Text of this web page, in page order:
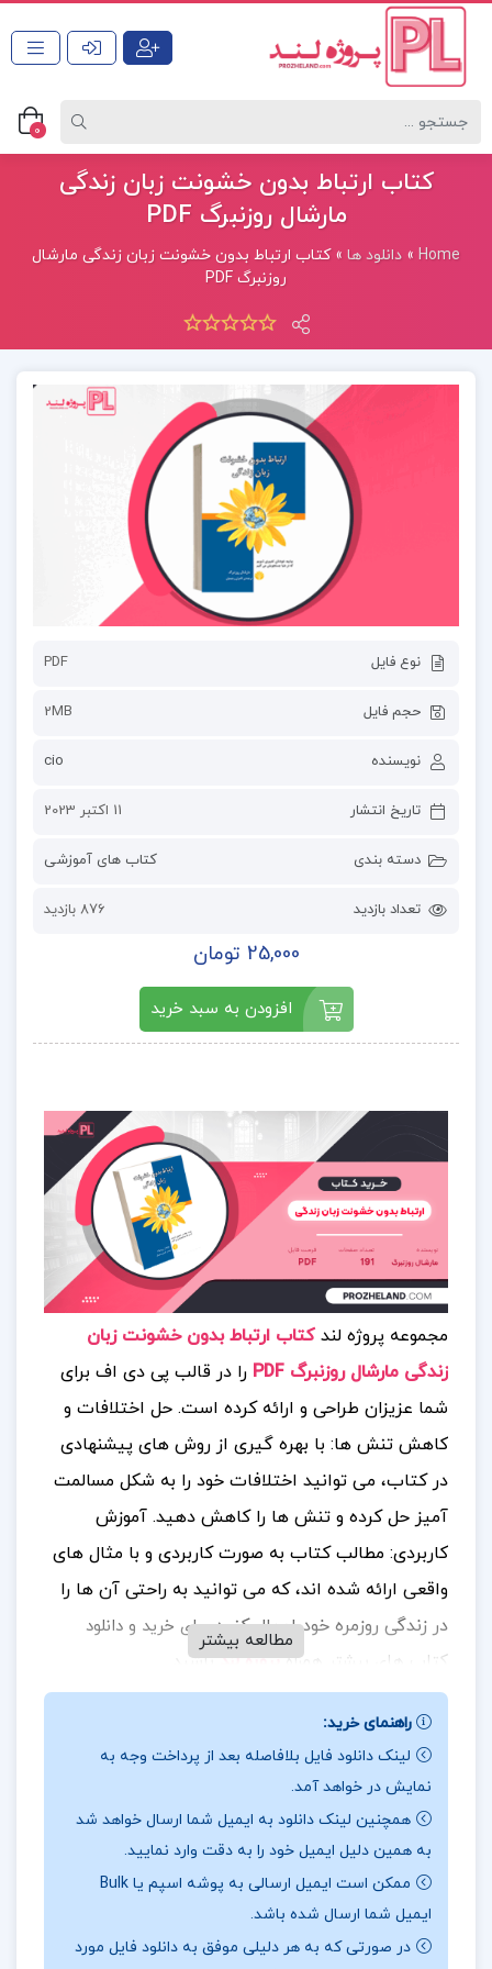
0
کتاب ارتباط بدون خشونت زبان زندگی
مارشال روزنبرگ PDF
Home
» دانلود ها »کتاب ارتباط بدون خشونت زبان زندگی مارشال
روزنبرگ PDF
نوع فایل PDF
حجم فایل 2MB
نویسنده cio
تاریخ انتشار 11 اکتبر 2023
دسته بندی کتاب های آموزشی
تعداد بازدید 876 بازدید
25,000 تومان
افزودن به سبد خرید
مجموعه پروژه لندکتاب ارتباط بدون خشونت زبان
زندگی مارشال روزنبرگ PDF
را در قالب پی دی اف برای
شما عزیزان طراحی و ارائه کرده است. حل اختلافات و
کاهش تنش‌ ها: با بهره‌ گیری از روش‌ های پیشنهادی
در کتاب، می‌ توانید اختلافات خود را به شکل مسالمت‌
آمیز حل کرده و تنش‌ ها را کاهش دهید. آموزش
کاربردی: مطالب کتاب به صورت کاربردی و با مثال‌ های
واقعی ارائه شده‌ اند، که می‌ توانید به راحتی آن‌ ها را
در زندگی روزمره خود اعمال کنید. برای خرید و دانلود
کتاب های بیشتر همراهپروژه لند باشید.
📰مشخصات کتاب
مارشال روزنبرگ
این کتاب به ما نشان می‌ دهد که خشونت تنها به صورت
فیزیکی یا کلامی ظاهر نمی‌ شود؛ بلکه هرگونه رفتار یا
گفتاری که باعث ایجاد احساسات منفی و آسیب روحی در
دیگران شود، نیز نوعی خشونت محسوب می‌ شود. مارشال
روزنبرگ با تاکید بر اهمیت ارتباط مؤثر و بااحترام، به
مطالعه بیشتر
راهنمای خرید:
لینک دانلود فایل بلافاصله بعد از پرداخت وجه به
نمایش در خواهد آمد.
همچنین لینک دانلود به ایمیل شما ارسال خواهد شد
به همین دلیل ایمیل خود را به دقت وارد نمایید.
ممکن است ایمیل ارسالی به پوشه اسپم یا Bulk
ایمیل شما ارسال شده باشد.
در صورتی که به هر دلیلی موفق به دانلود فایل مورد